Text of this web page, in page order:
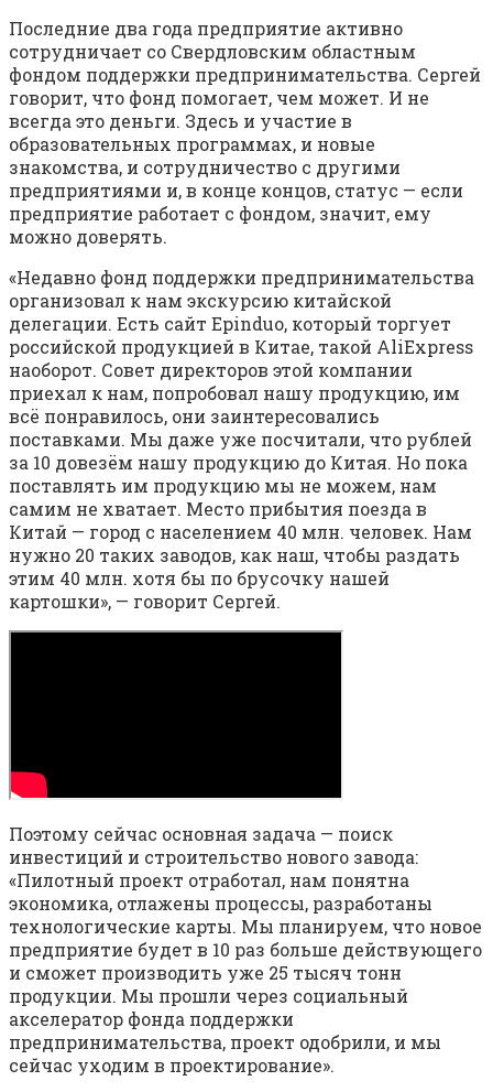
Последние два года предприятие активно
сотрудничает со Свердловским областным
фондом поддержки предпринимательства. Сергей
говорит, что фонд помогает, чем может. И не
всегда это деньги. Здесь и участие в
образовательных программах, и новые
знакомства, и сотрудничество с другими
предприятиями и, в конце концов, статус — если
предприятие работает с фондом, значит, ему
можно доверять.
«Недавно фонд поддержки предпринимательства
организовал к нам экскурсию китайской
делегации. Есть сайт Epinduo, который торгует
российской продукцией в Китае, такой AliExpress
наоборот. Совет директоров этой компании
приехал к нам, попробовал нашу продукцию, им
всё понравилось, они заинтересовались
поставками. Мы даже уже посчитали, что рублей
за 10 довезём нашу продукцию до Китая. Но пока
поставлять им продукцию мы не можем, нам
самим не хватает. Место прибытия поезда в
Китай — город с населением 40 млн. человек. Нам
нужно 20 таких заводов, как наш, чтобы раздать
этим 40 млн. хотя бы по брусочку нашей
картошки», — говорит Сергей.
Поэтому сейчас основная задача — поиск
инвестиций и строительство нового завода:
«Пилотный проект отработал, нам понятна
экономика, отлажены процессы, разработаны
технологические карты. Мы планируем, что новое
предприятие будет в 10 раз больше действующего
и сможет производить уже 25 тысяч тонн
продукции. Мы прошли через социальный
акселератор фонда поддержки
предпринимательства, проект одобрили, и мы
сейчас уходим в проектирование».